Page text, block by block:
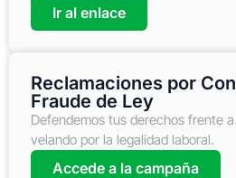
Ir al enlace
Reclamaciones por
Fraude de Ley
Defendemos tus derechos frente
velando por la legalidad laboral.
Accede a la campaña